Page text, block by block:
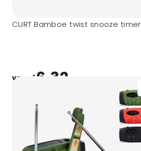
CURT Bamboe twist snooze timer
vanaf 6,32